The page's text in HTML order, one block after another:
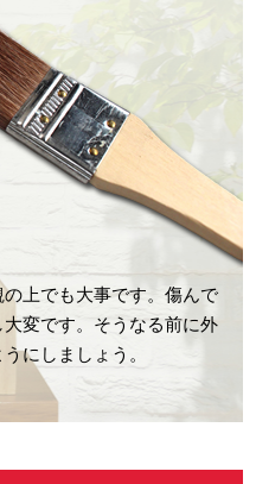
上でも大事です。傷んで
変です。そうなる前に外
にしましょう。